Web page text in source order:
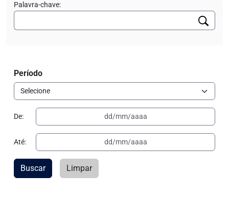
Palavra-chave:
Período
De:
Até:
Buscar Limpar